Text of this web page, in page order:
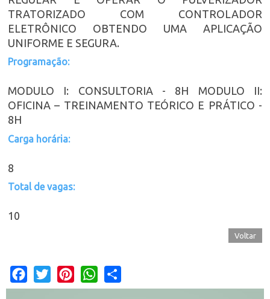
TRATORIZADO COM CONTROLADOR
ELETRÔNICO OBTENDO UMA APLICAÇÃO
UNIFORME E SEGURA.
Programação:
MODULO I: CONSULTORIA - 8H MODULO II:
OFICINA – TREINAMENTO TEÓRICO E PRÁTICO -
8H
Carga horária:
8
Total de vagas:
10
Voltar
Facebook
Twitter PinterestWhatsApp